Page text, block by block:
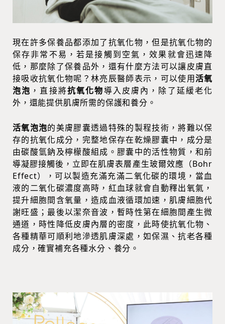
現在許多保養品都添加了抗氧化物，但是抗氧化物的
保存非常不易，若是接觸到空氣，效果就會迅速降
低，那麼除了保養品外，還有什麼方法可以讓皮膚直
接吸收抗氧化物呢？林亮辰醫師表示，可以使用活氧
泡泡 ，直接將抗氧化物導入皮膚內，除了延緩老化
外，還能提供肌膚所需的保護和養分。
活氧泡泡的美膚膠囊透過特殊的製程技術，將難以保
存的抗氧化成分，完整地保存在乾燥膠囊中，成分是
由碳酸氫鈉及檸檬酸組成。膠囊中的活性物質，和前
導凝膠接觸後，立即在肌膚表層產生玻爾效應（Bohr
Effect），可以製造充滿充滿二氧化碳的環境，當血
液的二氧化碳濃度高時，紅血球就會自動釋出氧氣，
提升細胞間含氧量，造成血液循環加速，肌膚細胞代
謝旺盛；最後以潔奈音波，暫時性第在細胞間產生微
通道，時性降低皮膚內層的密度，此時使抗氧化物、
各種精華可順利地滲透肌膚深處，如保濕、抗老各種
成分，確實補充各種水分、養分。